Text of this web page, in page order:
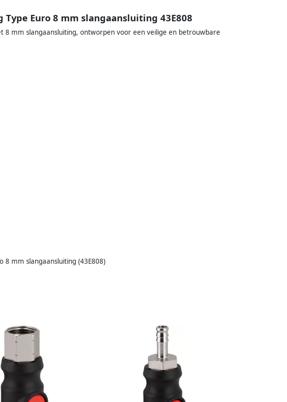
Euro 8 mm slangaansluiting 43E808
8 mm slangaansluiting, ontworpen voor een veilige en betrouwbare
8 mm slangaansluiting (43E808)